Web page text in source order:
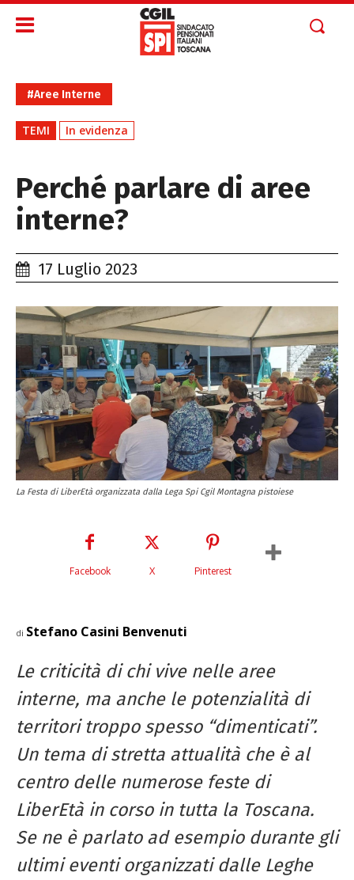
#Aree Interne
TEMI In evidenza
Perché parlare di aree
interne?
17 Luglio 2023
La Festa di LiberEtà organizzata dalla Lega Spi Cgil Montagna pistoiese
Facebook X Pinterest
di Stefano Casini Benvenuti
Le criticità di chi vive nelle aree
interne, ma anche le potenzialità di
territori troppo spesso “dimenticati”.
Un tema di stretta attualità che è al
centro delle numerose feste di
LiberEtà in corso in tutta la Toscana.
Se ne è parlato ad esempio durante gli
ultimi eventi organizzati dalle Leghe